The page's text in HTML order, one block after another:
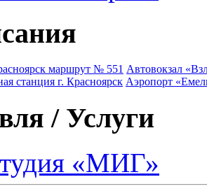
маршрут № 551 Автовокзал
станция г. Красноярск Аэропорт
/ Услуги
«МИГ»